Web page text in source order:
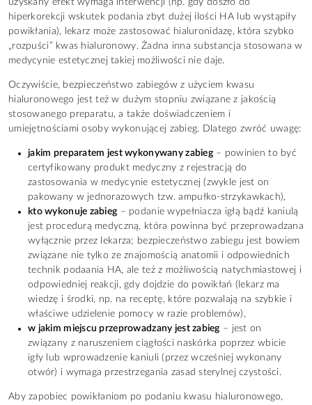
hiperkorekcji wskutek podania zbyt dużej ilości HA lub wystąpiły
powikłania), lekarz może zastosować hialuronidazę, która szybko
„rozpuści” kwas hialuronowy. Żadna inna substancja stosowana w
medycynie estetycznej takiej możliwości nie daje.
Oczywiście, bezpieczeństwo zabiegów z użyciem kwasu
hialuronowego jest też w dużym stopniu związane z jakością
stosowanego preparatu, a także doświadczeniem i
umiejętnościami osoby wykonującej zabieg. Dlatego zwróć uwagę:
jakim preparatem jest wykonywany zabieg– powinien to być
certyfikowany produkt medyczny z rejestracją do
zastosowania w medycynie estetycznej (zwykle jest on
pakowany w jednorazowych tzw. ampułko-strzykawkach),
kto wykonuje zabieg – podanie wypełniacza igłą bądź kaniulą
jest procedurą medyczną, która powinna być przeprowadzana
wyłącznie przez lekarza; bezpieczeństwo zabiegu jest bowiem
związane nie tylko ze znajomością anatomii i odpowiednich
technik podaania HA, ale też z możliwością natychmiastowej i
odpowiedniej reakcji, gdy dojdzie do powikłań (lekarz ma
wiedzę i środki, np. na receptę, które pozwalają na szybkie i
właściwe udzielenie pomocy w razie problemów),
w jakim miejscu przeprowadzany jest zabieg – jest on
związany z naruszeniem ciągłości naskórka poprzez wbicie
igły lub wprowadzenie kaniuli (przez wcześniej wykonany
otwór) i wymaga przestrzegania zasad sterylnej czystości.
Aby zapobiec powikłaniom po podaniu kwasu hialuronowego,